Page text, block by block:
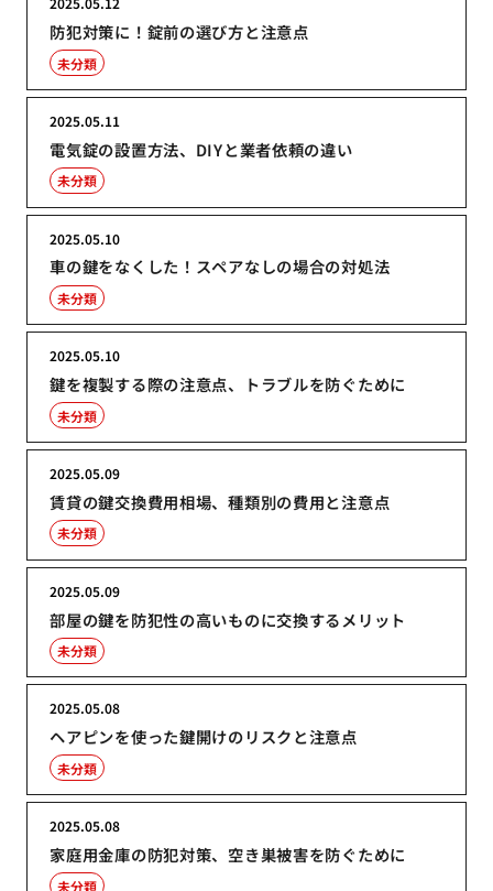
防犯対策に！錠前の選び方と注意点
未分類
電気錠の設置方法、DIYと業者依頼の違い
2025.05.11
未分類
車の鍵をなくした！スペアなしの場合の対処法
2025.05.10
未分類
鍵を複製する際の注意点、トラブルを防ぐために
2025.05.10
未分類
賃貸の鍵交換費用相場、種類別の費用と注意点
2025.05.09
未分類
部屋の鍵を防犯性の高いものに交換するメリット
2025.05.09
未分類
ヘアピンを使った鍵開けのリスクと注意点
2025.05.08
未分類
家庭用金庫の防犯対策、空き巣被害を防ぐために
2025.05.08
未分類